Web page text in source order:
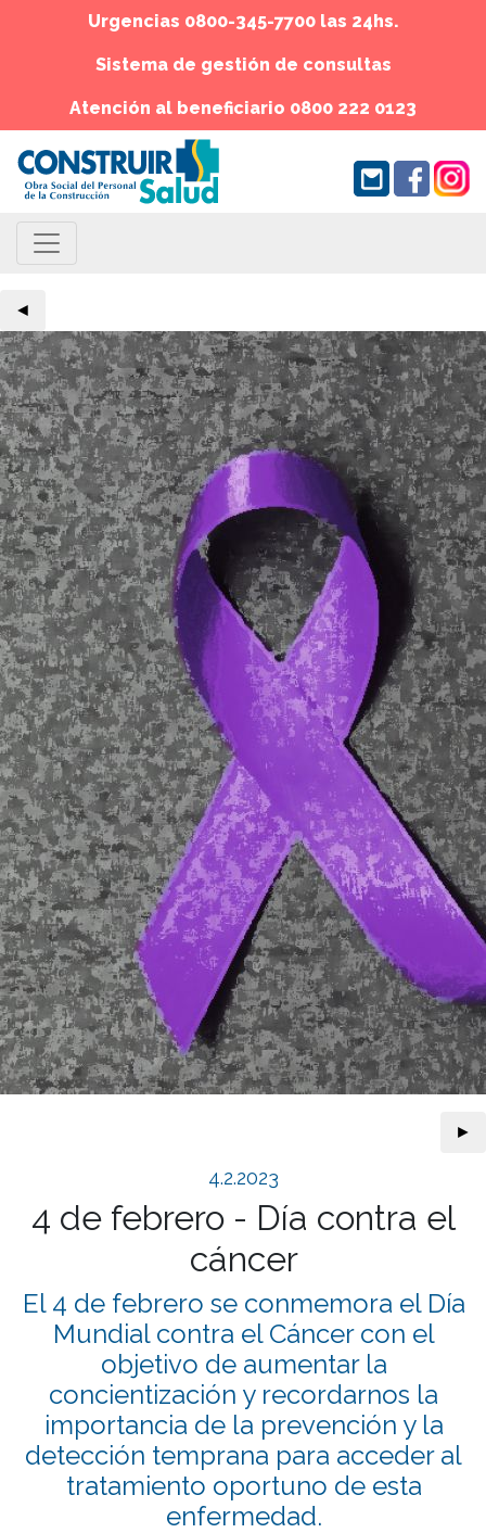
Urgencias 0800-345-7700 las 24hs.
Sistema de gestión de consultas
Atención al beneficiario 0800 222 0123
◄
►
4.2.2023
4 de febrero - Día contra el
cáncer
El 4 de febrero se conmemora el Día
Mundial contra el Cáncer con el
objetivo de aumentar la
concientización y recordarnos la
importancia de la prevención y la
detección temprana para acceder al
tratamiento oportuno de esta
enfermedad.